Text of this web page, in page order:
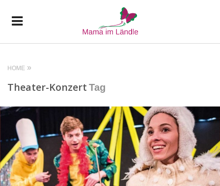
HOME
Theater-Konzert Tag
READ MORE